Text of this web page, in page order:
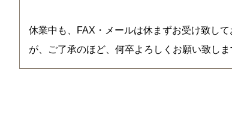
休業中も、FAX・メールは休まずお受け致し
が、ご了承のほど、何卒よろしくお願い致しま